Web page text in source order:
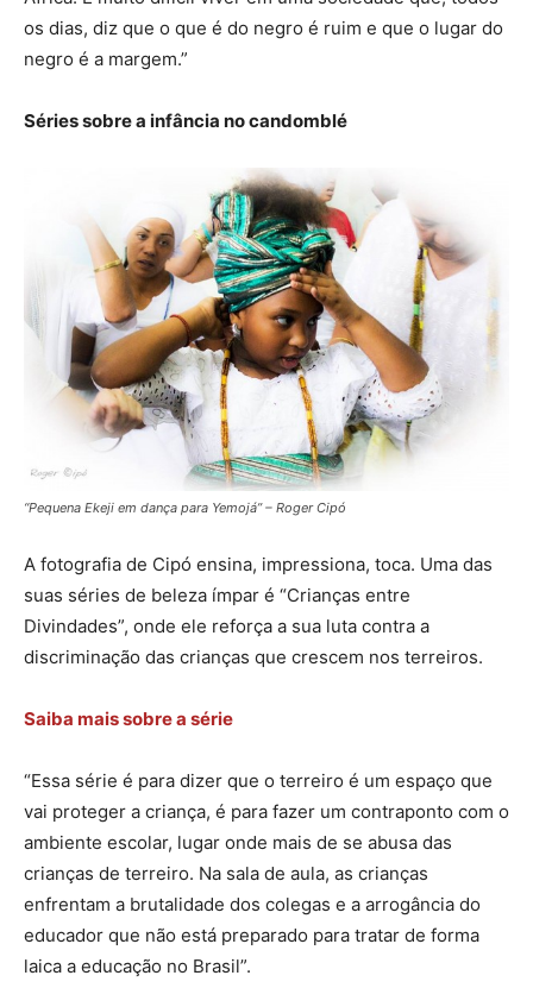
os dias, diz que o que é do negro é ruim e que o lugar do
negro é a margem.”
Séries sobre a infância no candomblé
“Pequena Ekeji em dança para Yemojá” – Roger Cipó
A fotografia de Cipó ensina, impressiona, toca. Uma das
suas séries de beleza ímpar é “Crianças entre
Divindades”, onde ele reforça a sua luta contra a
discriminação das crianças que crescem nos terreiros.
Saiba mais sobre a série
“Essa série é para dizer que o terreiro é um espaço que
vai proteger a criança, é para fazer um contraponto com o
ambiente escolar, lugar onde mais de se abusa das
crianças de terreiro. Na sala de aula, as crianças
enfrentam a brutalidade dos colegas e a arrogância do
educador que não está preparado para tratar de forma
laica a educação no Brasil”.